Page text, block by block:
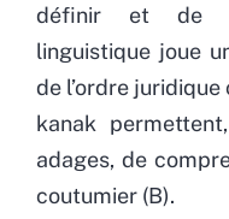
définir et de
linguistique joue
de l’ordre
kanak
adages, de
coutumier (B).